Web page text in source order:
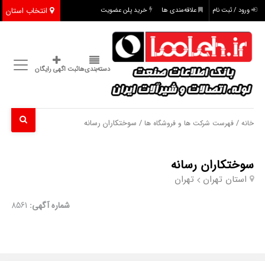
انتخاب استان ورود / ثبت نام علاقه‌مندی ها خرید پلن عضویت
دسته‌بندی‌هاثبت اگهی رایگان
خانه /فهرست شرکت ها و فروشگاه ها / سوختکاران رسانه
سوختکاران رسانه
استان تهران تهران
شماره آگهی: 8561